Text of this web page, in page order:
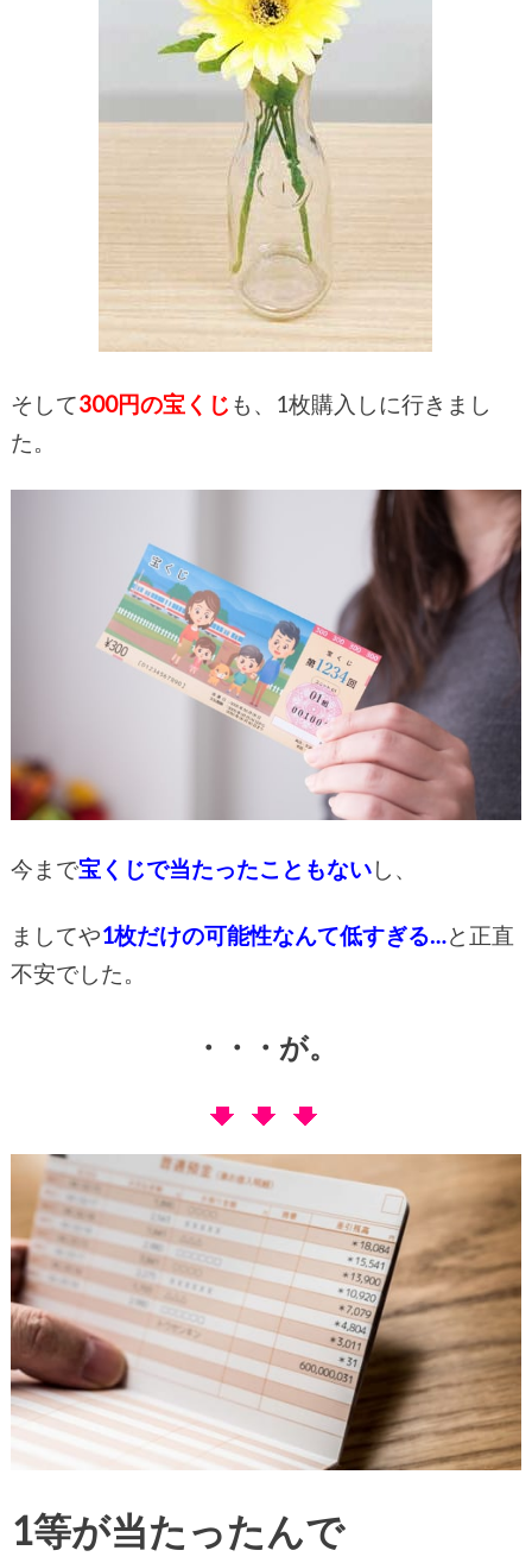
そして300円の宝くじ も、1枚購入しに行きまし
た。
今まで宝くじで当たったこともないし、
ましてや1枚だけの可能性なんて低すぎる…と正直
不安でした。
・・・が。
1等が当たったんで